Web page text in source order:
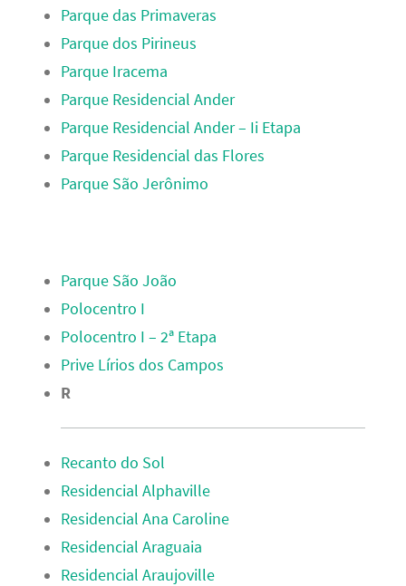
Parque das Primaveras
Parque dos Pirineus
Parque Iracema
Parque Residencial Ander
Parque Residencial Ander – Ii Etapa
Parque Residencial das Flores
Parque São Jerônimo
Parque São João
Polocentro I
Polocentro I – 2ª Etapa
Prive Lírios dos Campos
R
Recanto do Sol
Residencial Alphaville
Residencial Ana Caroline
Residencial Araguaia
Residencial Araujoville